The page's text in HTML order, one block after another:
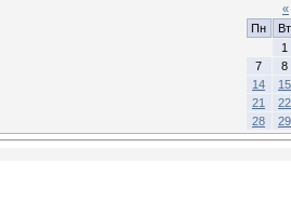
«
Пн
Вт
1
7
8
14
15
21
22
28
29